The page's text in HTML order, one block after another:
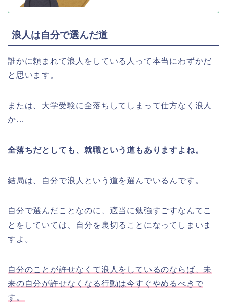
浪人は自分で選んだ道
誰かに頼まれて浪人をしている人って本当にわずかだ
と思います。
または、大学受験に全落ちしてしまって仕方なく浪人
か…
全落ちだとしても、就職という道もありますよね。
結局は、自分で浪人という道を選んでいるんです。
自分で選んだことなのに、適当に勉強すごすなんてこ
とをしていては、自分を裏切ることになってしまいま
すよ。
自分のことが許せなくて浪人をしているのならば、未
来の自分が許せなくなる行動は今すぐやめるべきで
す。